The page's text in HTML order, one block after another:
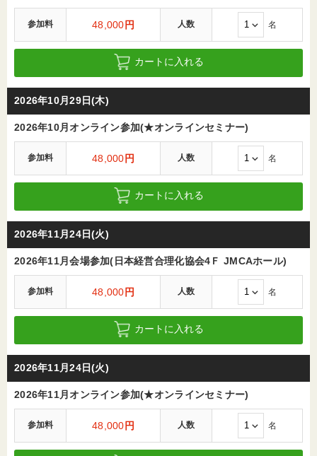
参加料 48,000 円 人数 名
カートに入れる
2026年10月29日(木)
2026年10月オンライン参加(★オンラインセミナー)
参加料 48,000 円 人数 名
カートに入れる
2026年11月24日(火)
2026年11月会場参加(日本経営合理化協会4Ｆ JMCAホール)
参加料 48,000 円 人数 名
カートに入れる
2026年11月24日(火)
2026年11月オンライン参加(★オンラインセミナー)
参加料 48,000 円 人数 名